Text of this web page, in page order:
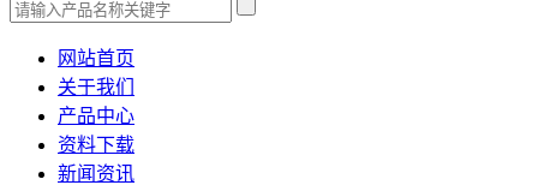
网站首页
关于我们
产品中心
资料下载
新闻资讯